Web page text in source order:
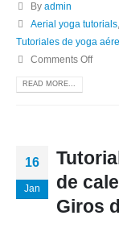
By admin
Aerial yoga tutorials,
Tutoriales de yoga
Comments Off
READ MORE...
16
Jan
de
Giros